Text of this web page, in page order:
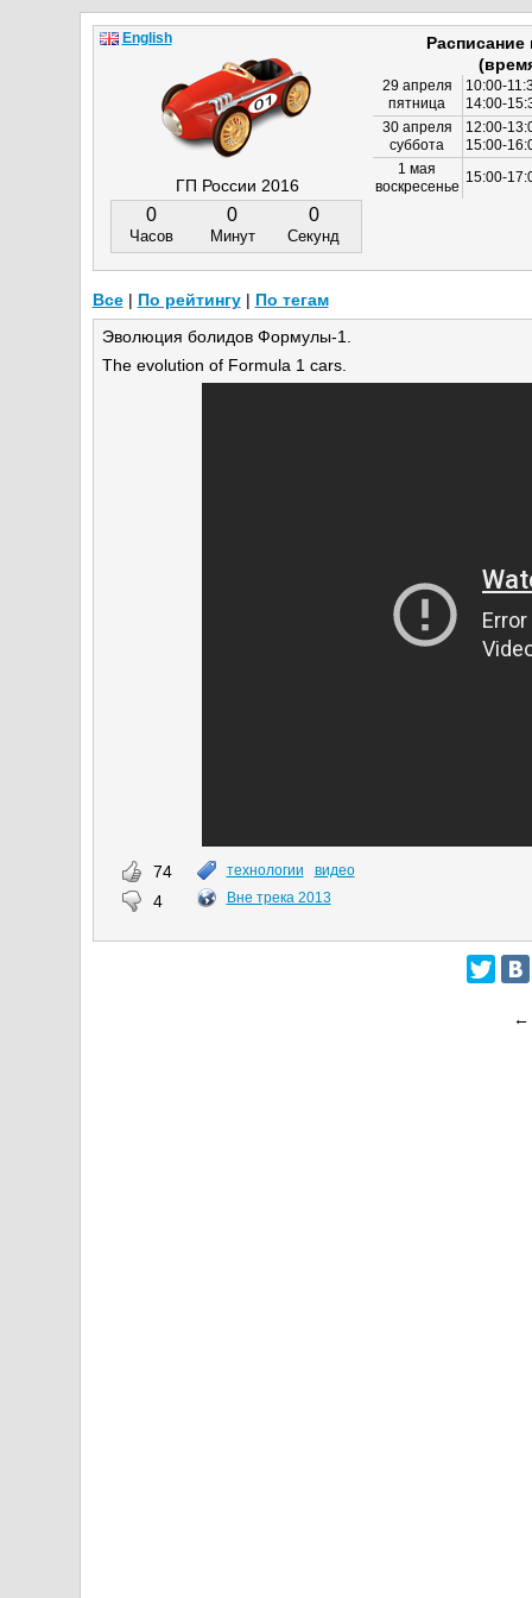
Эволюция болидов Формулы-1.
The evolution of Formula 1 cars.
74
4
технологии
видео
Вне трека 2013
ГП России 2016
0
Часов
0
Минут
0
Секунд
29 апреля
пятница
10:00-
14:00-
30 апреля
суббота
12:00-
15:00-
1 мая
воскресенье
15:00-
English
Все| По рейтингу| По тегам